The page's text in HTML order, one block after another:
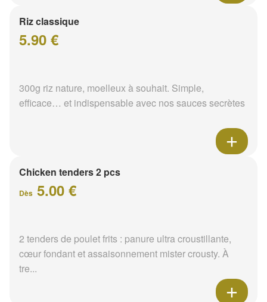
Riz classique
5.90 €
300g riz nature, moelleux à souhait. Simple,
efficace… et indispensable avec nos sauces secrètes
Chicken tenders 2 pcs
Dès 5.00 €
2 tenders de poulet frits : panure ultra croustillante,
cœur fondant et assaisonnement mister crousty. À
tre...